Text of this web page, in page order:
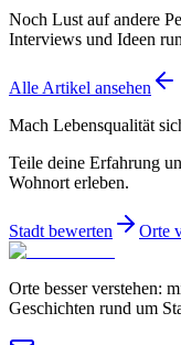
Noch Lust auf andere
Interviews und Ideen
Alle Artikel ansehen
Mach Lebensqualität
Teile deine Erfahrung
Wohnort erleben.
Stadt bewerten Orte
Orte besser verstehen:
Geschichten rund um